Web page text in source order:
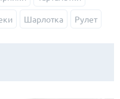
Шарлотка Рулет